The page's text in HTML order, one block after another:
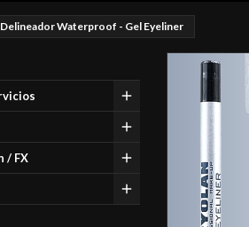
Delineador Waterproof - Gel Eyeliner
/ FX